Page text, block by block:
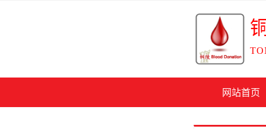
网站首页